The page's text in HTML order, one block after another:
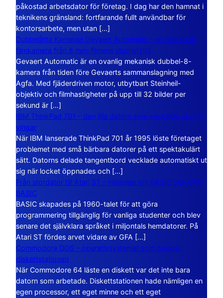
påkostad arbetsdator för företag. I dag har den hamnat i
teknikens gränsland: fortfarande fullt användbar för
kontorsarbete, men utan […]
Dubbelåtta Kameran Gevaert Automatic – en mekanisk
filmkamera från 8 mm-filmens storhetstid
Gevaert Automatic är en ovanlig mekanisk dubbel-8-
kamera från tiden före Gevaerts sammanslagning med
Agfa. Med fjäderdriven motor, utbytbart Steinheil-
objektiv och filmhastigheter på upp till 32 bilder per
sekund är […]
IBM ThinkPad 701 – den lilla datorn som vecklade ut sina
vingar
När IBM lanserade ThinkPad 701 år 1995 löste företaget
problemet med små bärbara datorer på ett spektakulärt
sätt. Datorns delade tangentbord vecklade automatiskt ut
sig när locket öppnades och […]
Från stordator till Atari ST – historien om BASIC och GFA
BASIC
BASIC skapades på 1960-talet för att göra
programmering tillgänglig för vanliga studenter och blev
senare det självklara språket i miljontals hemdatorer. På
Atari ST fördes arvet vidare av GFA […]
Commodore DOS – operativsystemet som bodde i
diskettstationen
När Commodore 64 läste en diskett var det inte bara
datorn som arbetade. Diskettstationen hade nämligen en
egen processor, ett eget minne och ett eget